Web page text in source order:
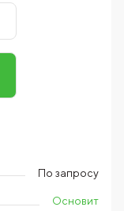
По запросу
Основит